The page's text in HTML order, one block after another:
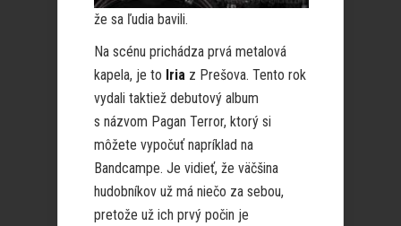
že sa ľudia bavili.
Na scénu prichádza prvá metalová
kapela, je to Iria z Prešova. Tento rok
vydali taktiež debutový album
s názvom Pagan Terror, ktorý si
môžete vypočuť napríklad na
Bandcampe. Je vidieť, že väčšina
hudobníkov už má niečo za sebou,
pretože už ich prvý počin je